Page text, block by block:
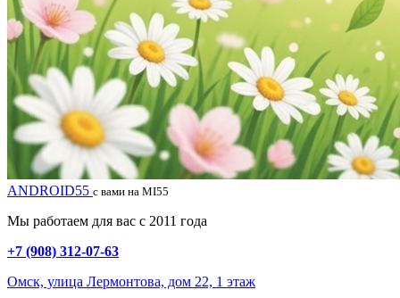
ANDROID55 с вами на MI55
Мы работаем для вас с 2011 года
+7 (908) 312-07-63
Омск, улица Лермонтова, дом 22, 1 этаж